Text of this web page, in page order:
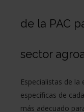
de la PAC
sector
Especialistas de la
específicas de
más adecuado